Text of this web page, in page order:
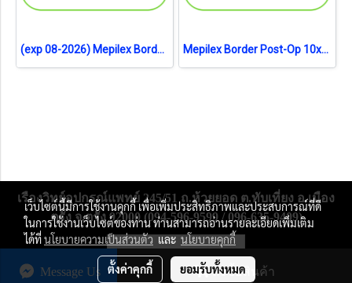
สั่งซื้อสินค้า
Message Us
(exp 08-2026) Mepilex Border Post-Op 9x10 cm (แผ่นซับ 5x6cm) (1 แผ่น) Mepilex Border Post-Op 10x25 cm (แผ่นซับ 5x20cm) (1 แผ่น)
เรืองวิทย์อุปกรณ์แพทย์ 245/51 ถ.ห้วยยอด ต.ทับเที่ยง อ.เมือง
ตรัง จ.ตรัง 92000 (094-596-9599 / 096-635-9409)
ผู้เข้าชมวันนี้ 10,706
Powered by MakeWebEasy.com
เว็บไซต์นี้มีการใช้งานคุกกี้ เพื่อเพิ่มประสิทธิภาพและประสบการณ์ที่ดี
ในการใช้งานเว็บไซต์ของท่าน ท่านสามารถอ่านรายละเอียดเพิ่มเติม
ได้ที่นโยบายความเป็นส่วนตัวและนโยบายคุกกี้
ตั้งค่าคุกกี้ ยอมรับทั้งหมด